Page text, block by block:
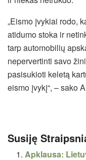
„Eismo įvykiai rodo,
atidumo stoka ir
tarp automobilių
nepervertinti savo
pasisukioti keletą
eismo įvykį“, – sako
Susiję
Apklausa: